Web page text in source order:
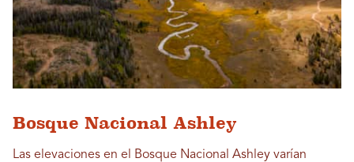
Bosque Nacional Ashley
Las elevaciones en el Bosque Nacional Ashley varían